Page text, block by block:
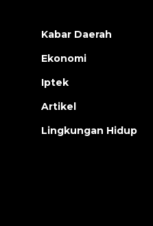
Kabar Daerah
Ekonomi
Iptek
Artikel
Lingkungan Hidup